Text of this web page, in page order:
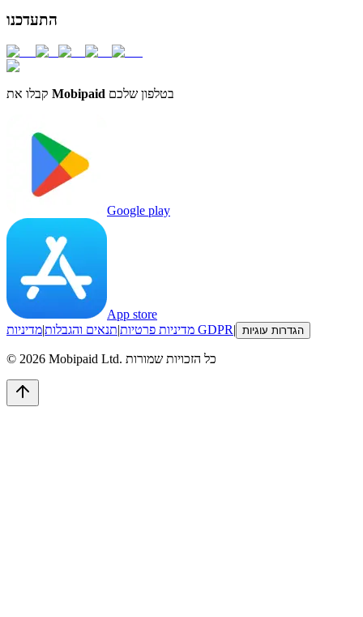
התעדכנו
Mobipaid בטלפון שלכם
Google play
App store
מדיניות פרטיות|תנאים והגבלות| מדיניות GDPR| הגדרות עוגיות
© 2026 Mobipaid Ltd. כל הזכויות שמורות